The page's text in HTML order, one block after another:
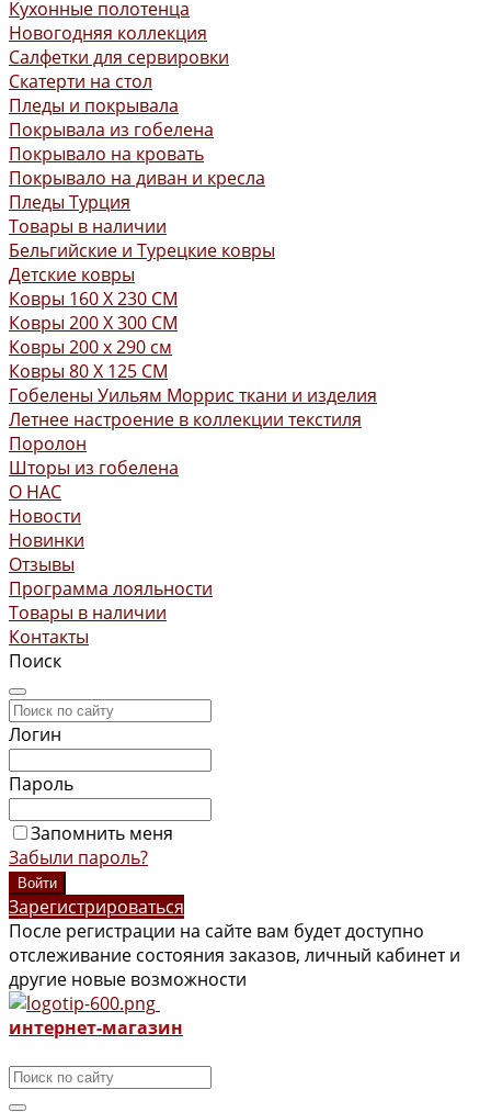
Кухонные полотенца
Новогодняя коллекция
Салфетки для сервировки
Скатерти на стол
Пледы и покрывала
Покрывала из гобелена
Покрывало на кровать
Покрывало на диван и кресла
Пледы Турция
Товары в наличии
Бельгийские и Турецкие ковры
Детские ковры
Ковры 160 X 230 СМ
Ковры 200 X 300 СМ
Ковры 200 х 290 см
Ковры 80 X 125 СМ
Гобелены Уильям Моррис ткани и изделия
Летнее настроение в коллекции текстиля
Поролон
Шторы из гобелена
О НАС
Новости
Новинки
Отзывы
Программа лояльности
Товары в наличии
Контакты
Поиск
Логин
Пароль
Запомнить меня
Забыли пароль?
Зарегистрироваться
После регистрации на сайте вам будет доступно
отслеживание состояния заказов, личный кабинет и
другие новые возможности
интернет-магазин